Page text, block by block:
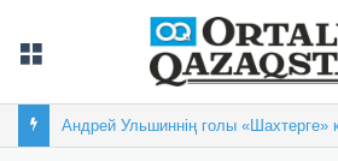
Андрей Ульшиннің голы «Шахтерге»